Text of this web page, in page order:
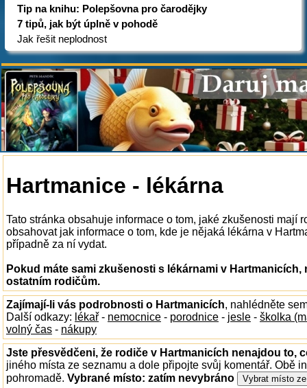
Tip na knihu: Polepšovna pro čarodějky
7 tipů, jak být úplně v pohodě
Jak řešit neplodnost
Hartmanice - lékárna
Tato stránka obsahuje informace o tom, jaké zkušenosti mají
obsahovat jak informace o tom, kde je nějaká lékárna v
případně za ní vydat.
Pokud máte sami zkušenosti s lékárnami v
ostatním rodičům.
Zajímají-li vás podrobnosti o Hartmanicích, nahlédněte
Další odkazy: lékař - nemocnice - porodnice - jesle - školka
volný čas - nákupy
Jste přesvědčeni, že rodiče v Hartmanicích nenajdou to,
jiného místa ze seznamu a dole připojte svůj komentář. Obě
pohromadě. Vybrané místo: zatím nevybráno